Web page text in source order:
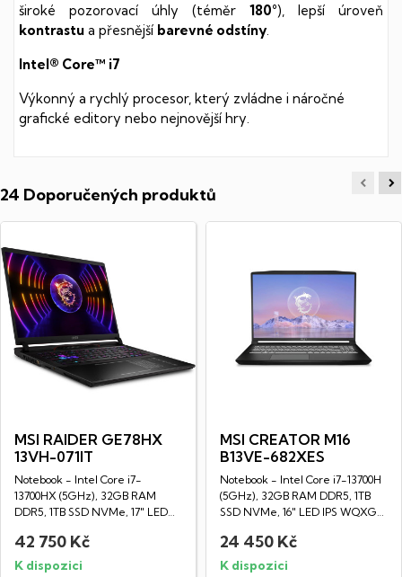
široké pozorovací úhly (téměr 180°), lepší úroveň
kontrastu a přesnější barevné odstíny
Intel® Core™ i7
Výkonný a rychlý procesor, který zvládne i náročné
grafické editory nebo nejnovější hry.
24 Doporučených produktů
MSI RAIDER GE78HX
13VH-071IT
Notebook - Intel Core i7-
13700HX (5GHz), 32GB RAM
DDR5, 1TB SSD NVMe, 17" LED
42 750 Kč
K dispozici
MSI CREATOR M16
B13VE-682XES
Notebook - Intel Core i7-13700H
(5GHz), 32GB RAM DDR5, 1TB
SSD NVMe, 16" LED IPS WQXGA
24 450 Kč
K dispozici